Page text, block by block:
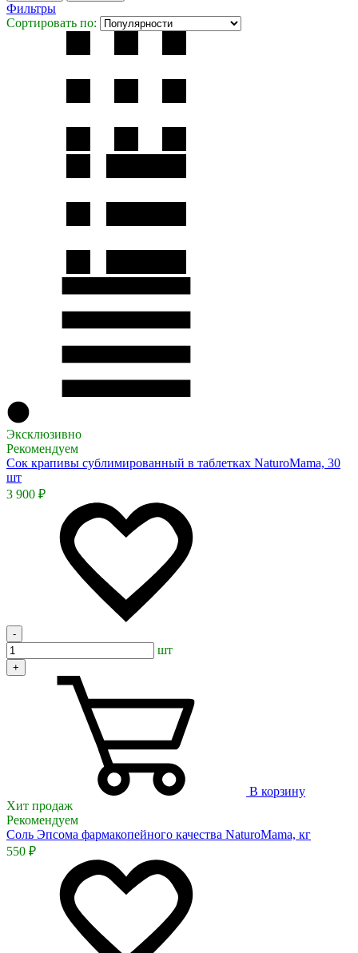
Фильтры
Сортировать по:
Эксклюзивно
Рекомендуем
Сок крапивы сублимированный в таблетках NaturoMama, 30
шт
3 900 ₽
-
шт
+
В корзину
Хит продаж
Рекомендуем
Соль Эпсома фармакопейного качества NaturoMama, кг
550 ₽